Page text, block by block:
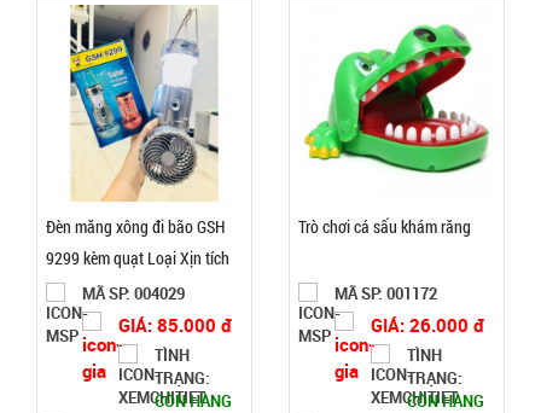
xo Tummy
000749
Đèn măng xông đi bão GSH
9299 kèm quạt Loại Xịn tích
được SolarMÃ SP: 004029
GIÁ: 85.000 đ
TÌNH
TRẠNG:
CÒN HÀNG
Trò chơi cá sấu khám răng
MÃ SP: 001172
GIÁ: 26.000 đ
TÌNH
TRẠNG:
CÒN HÀNG